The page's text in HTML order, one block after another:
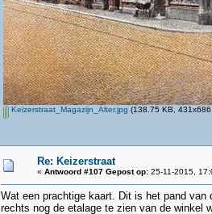
Keizerstraat_Magazijn_Alter.jpg (138.75 KB,
Re: Keizerstraat
« Antwoord #107 Gepost op:25-11-2015,
Wat een prachtige kaart. Dit is het pand
rechts nog de etalage te zien van de winkel